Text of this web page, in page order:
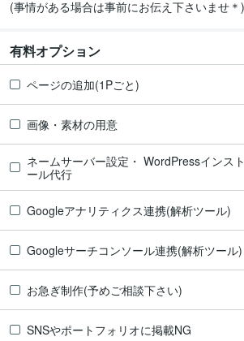
有料オプション
ページの追加(1Pごと)
画像・素材の用意
ネームサーバー設定・ WordPressインスト
ール代行
Googleアナリティクス連携(解析ツール)
Googleサーチコンソール連携(解析ツール)
お急ぎ制作(予めご相談下さい)
SNSやポートフォリオに掲載NG